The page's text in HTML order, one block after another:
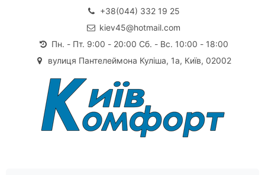
+38(044) 332 19 25
kiev45@hotmail.com
Пн. - Пт. 9:00 - 20:00 Сб. - Вс. 10:00 - 18:00
вулиця Пантелеймона Куліша, 1а, Київ, 02002